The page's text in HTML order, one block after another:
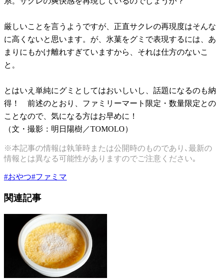
厳しいことを言うようですが、正直サクレの再現度はそんな
に高くないと思います。が、氷菓をグミで表現するには、あ
まりにもかけ離れすぎていますから、それは仕方のないこ
と。
とはいえ単純にグミとしてはおいしいし、話題になるのも納
得！ 前述のとおり、ファミリーマート限定・数量限定との
ことなので、気になる方はお早めに！
（文・撮影：明日陽樹／TOMOLO）
※本記事の情報は執筆時または公開時のものであり､最新の
情報とは異なる可能性がありますのでご注意ください｡
#おやつ#ファミマ
関連記事